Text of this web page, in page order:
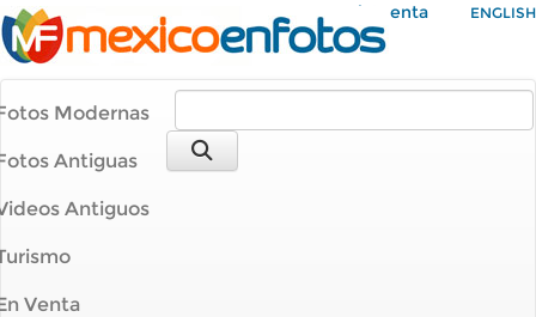
Mi Cuenta ENGLISH
Modernas
Antiguas
Antiguos
Venta